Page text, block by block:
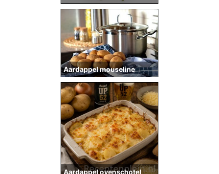
Aardappel mouseline
Aardappel ovenschotel